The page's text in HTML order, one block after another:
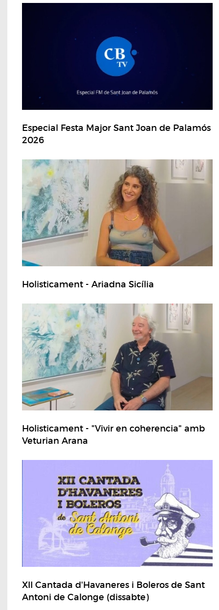
Especial Festa Major Sant Joan de Palamós
2026
Holisticament - Ariadna Sicília
Holisticament - "Vivir en coherencia" amb
Veturian Arana
XII Cantada d'Havaneres i Boleros de Sant
Antoni de Calonge (dissabte)